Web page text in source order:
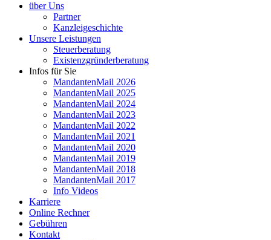
über Uns
Partner
Kanzleigeschichte
Unsere Leistungen
Steuerberatung
Existenzgründerberatung
Infos für Sie
MandantenMail 2026
MandantenMail 2025
MandantenMail 2024
MandantenMail 2023
MandantenMail 2022
MandantenMail 2021
MandantenMail 2020
MandantenMail 2019
MandantenMail 2018
MandantenMail 2017
Info Videos
Karriere
Online Rechner
Gebühren
Kontakt